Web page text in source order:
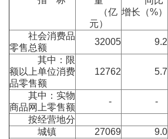
（亿
元）
增长（%）
社会消费品
零售总额
32005 9.2
其中：限
额以上单位消费
品零售额
12762 5.7
其中：实物
商品网上零售额
- -
按经营地分
城镇
27069 9.0